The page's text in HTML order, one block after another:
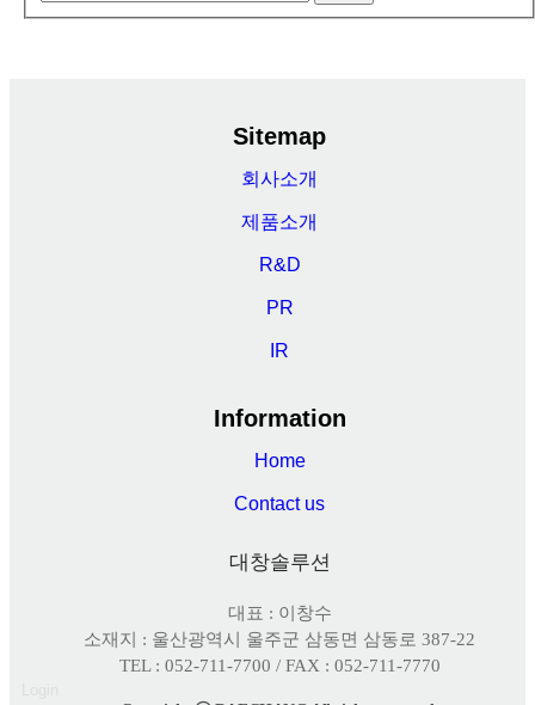
Sitemap
회사소개
제품소개
R&D
PR
IR
Information
Home
Contact us
대창솔루션
대표 : 이창수
소재지 : 울산광역시 울주군 삼동면 삼동로 387-22
TEL : 052-711-7700 / FAX : 052-711-7770